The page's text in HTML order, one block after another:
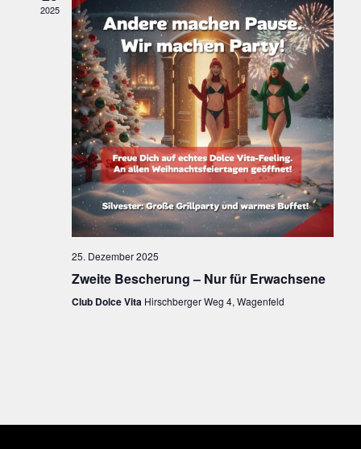
C
H
T
E
N
,
N
V
2025
25. Dezember 2025
Zweite Bescherung – Nur für Erwachsene
Club Dolce Vita Hirschberger Weg 4, Wagenfeld